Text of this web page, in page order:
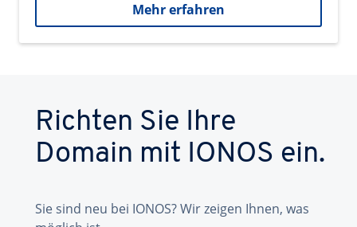
Mehr erfahren
Richten Sie Ihre
Domain mit IONOS ein.
Sie sind neu bei IONOS? Wir zeigen Ihnen, was